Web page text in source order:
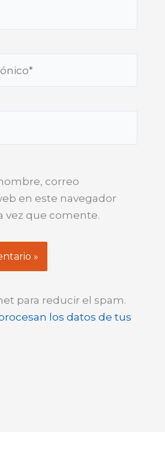
correo
en este navegador
vez que comente.
para reducir el spam.
los datos de tus